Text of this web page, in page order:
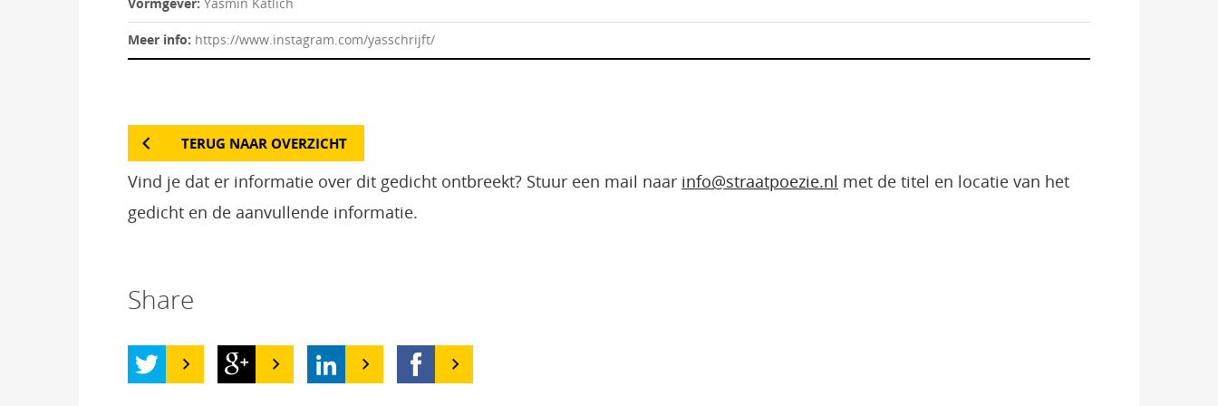
Meer info: https://www.instagram.com/yasschrijft/
TERUG NAAR OVERZICHT
Vind je dat er informatie over dit gedicht ontbreekt? Stuur een mail naar info@straatpoezie.nl met de titel en locatie van het
gedicht en de aanvullende informatie.
Share